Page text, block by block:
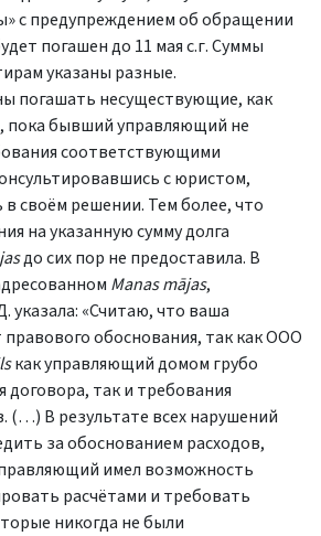
с предупреждением об обращении
погашен до 11 мая с.г. Суммы
указаны разные.
погашать несуществующие, как
пока бывший управляющий не
соответствующими
с юристом,
своём решении. Тем более, что
на указанную сумму долга
до сих пор не предоставила. В
Manas mājas,
указала: «Считаю, что ваша
правового обоснования, так как ООО
как управляющий домом грубо
договора, так и требования
(…) В результате всех нарушений
за обоснованием расходов,
имел возможность
расчётами и требовать
никогда не были